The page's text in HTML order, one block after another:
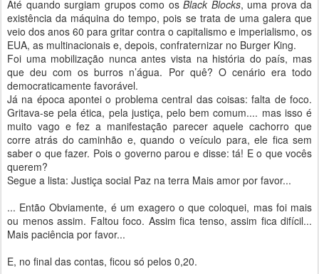
Até quando surgiam grupos como os Black Blocks, uma prova da
existência da máquina do tempo, pois se trata de uma galera que
veio dos anos 60 para gritar contra o capitalismo e imperialismo, os
EUA, as multinacionais e, depois, confraternizar no Burger King.
Foi uma mobilização nunca antes vista na história do país, mas
que deu com os burros n’água. Por quê? O cenário era todo
democraticamente favorável.
Já na época apontei o problema central das coisas: falta de foco.
Gritava-se pela ética, pela justiça, pelo bem comum.... mas isso é
muito vago e fez a manifestação parecer aquele cachorro que
corre atrás do caminhão e, quando o veículo para, ele fica sem
saber o que fazer. Pois o governo parou e disse: tá! E o que vocês
querem?
Segue a lista: Justiça social Paz na terra Mais amor por favor...
... Então Obviamente, é um exagero o que coloquei, mas foi mais
ou menos assim. Faltou foco. Assim fica tenso, assim fica difícil...
Mais paciência por favor...
E, no final das contas, ficou só pelos 0,20.